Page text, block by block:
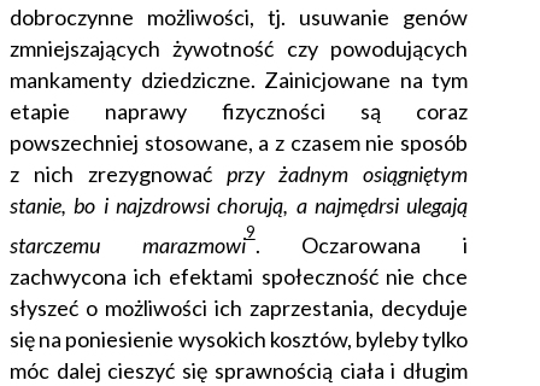
dobroczynne możliwości, tj. usuwanie genów
zmniejszających żywotność czy powodujących
mankamenty dziedziczne. Zainicjowane na tym
etapie naprawy fizyczności są coraz
powszechniej stosowane, a z czasem nie sposób
z nich zrezygnować przy żadnym osiągniętym
stanie, bo i najzdrowsi chorują, a najmędrsi ulegają
starczemu marazmowi
9
. Oczarowana i
zachwycona ich efektami społeczność nie chce
słyszeć o możliwości ich zaprzestania, decyduje
się na poniesienie wysokich kosztów, byleby tylko
móc dalej cieszyć się sprawnością ciała i długim